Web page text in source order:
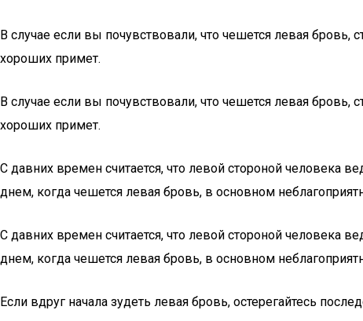
В случае если вы почувствовали, что чешется левая
хороших примет.
В случае если вы почувствовали, что чешется левая
хороших примет.
С давних времен считается, что левой стороной человека
днем, когда чешется левая бровь, в основном
С давних времен считается, что левой стороной человека
днем, когда чешется левая бровь, в основном
Если вдруг начала зудеть левая бровь, остерегайтесь